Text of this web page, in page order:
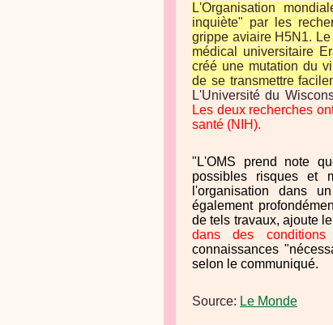
L'Organisation
inquiète" par les
grippe aviaire H5N1.
médical universitaire
créé une mutation du
de se transmettre
L'Université du
Les deux recherches
santé (NIH).
"L'OMS prend note
possibles risques et
l'organisation dans
également
de tels travaux, ajoute
dans des conditions
connaissances
selon le communiqué.
Source: Le Monde